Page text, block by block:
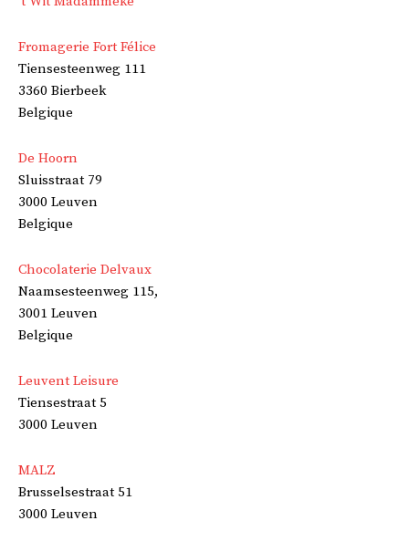
Fromagerie Fort Félice
Tiensesteenweg 111
3360 Bierbeek
Belgique
De Hoorn
Sluisstraat 79
3000 Leuven
Belgique
Chocolaterie Delvaux
Naamsesteenweg 115,
3001 Leuven
Belgique
Leuvent Leisure
Tiensestraat 5
3000 Leuven
MALZ
Brusselsestraat 51
3000 Leuven